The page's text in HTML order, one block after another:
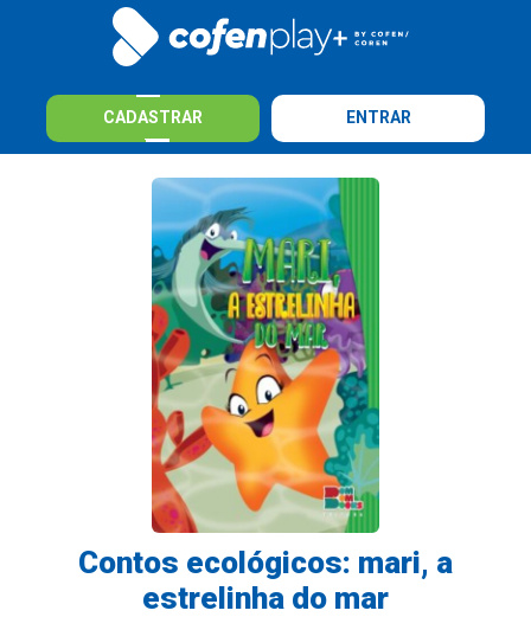
CADASTRAR ENTRAR
Contos ecológicos: mari, a
estrelinha do mar